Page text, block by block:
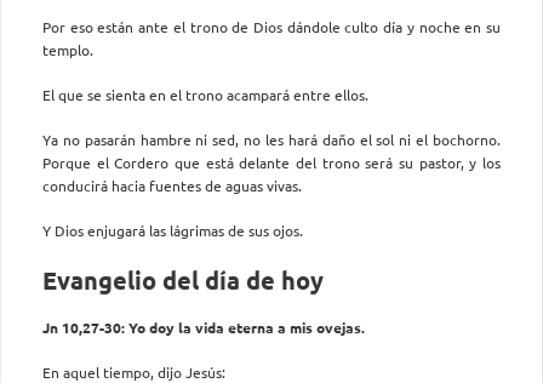
Por eso están ante el trono de Dios dándole culto día y noche en su
templo.
El que se sienta en el trono acampará entre ellos.
Ya no pasarán hambre ni sed, no les hará daño el sol ni el bochorno.
Porque el Cordero que está delante del trono será su pastor, y los
conducirá hacia fuentes de aguas vivas.
Y Dios enjugará las lágrimas de sus ojos.
Evangelio del día de hoy
Jn 10,27-30: Yo doy la vida eterna a mis ovejas.
En aquel tiempo, dijo Jesús: